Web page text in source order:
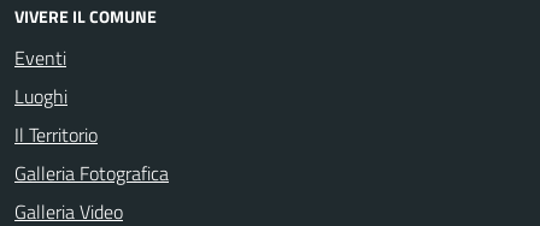
VIVERE IL COMUNE
Eventi
Luoghi
Il Territorio
Galleria Fotografica
Galleria Video